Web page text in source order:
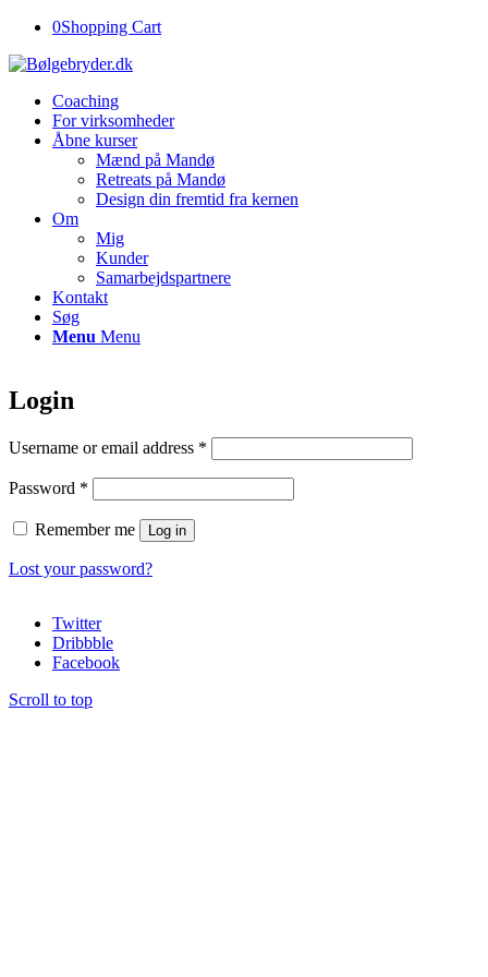
0Shopping Cart
Coaching
For virksomheder
Åbne kurser
Mænd på Mandø
Retreats på Mandø
Design din fremtid fra kernen
Om
Mig
Kunder
Samarbejdspartnere
Kontakt
Søg
Menu Menu
Login
Username or email address *
Password *
Remember me Log in
Lost your password?
Twitter
Dribbble
Facebook
Scroll to top